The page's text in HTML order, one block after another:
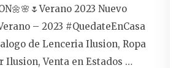
2023 Nuevo
– 2023 #QuedateEnCasa
de Lenceria Ilusion, Ropa
Ilusion, Venta en Estados …